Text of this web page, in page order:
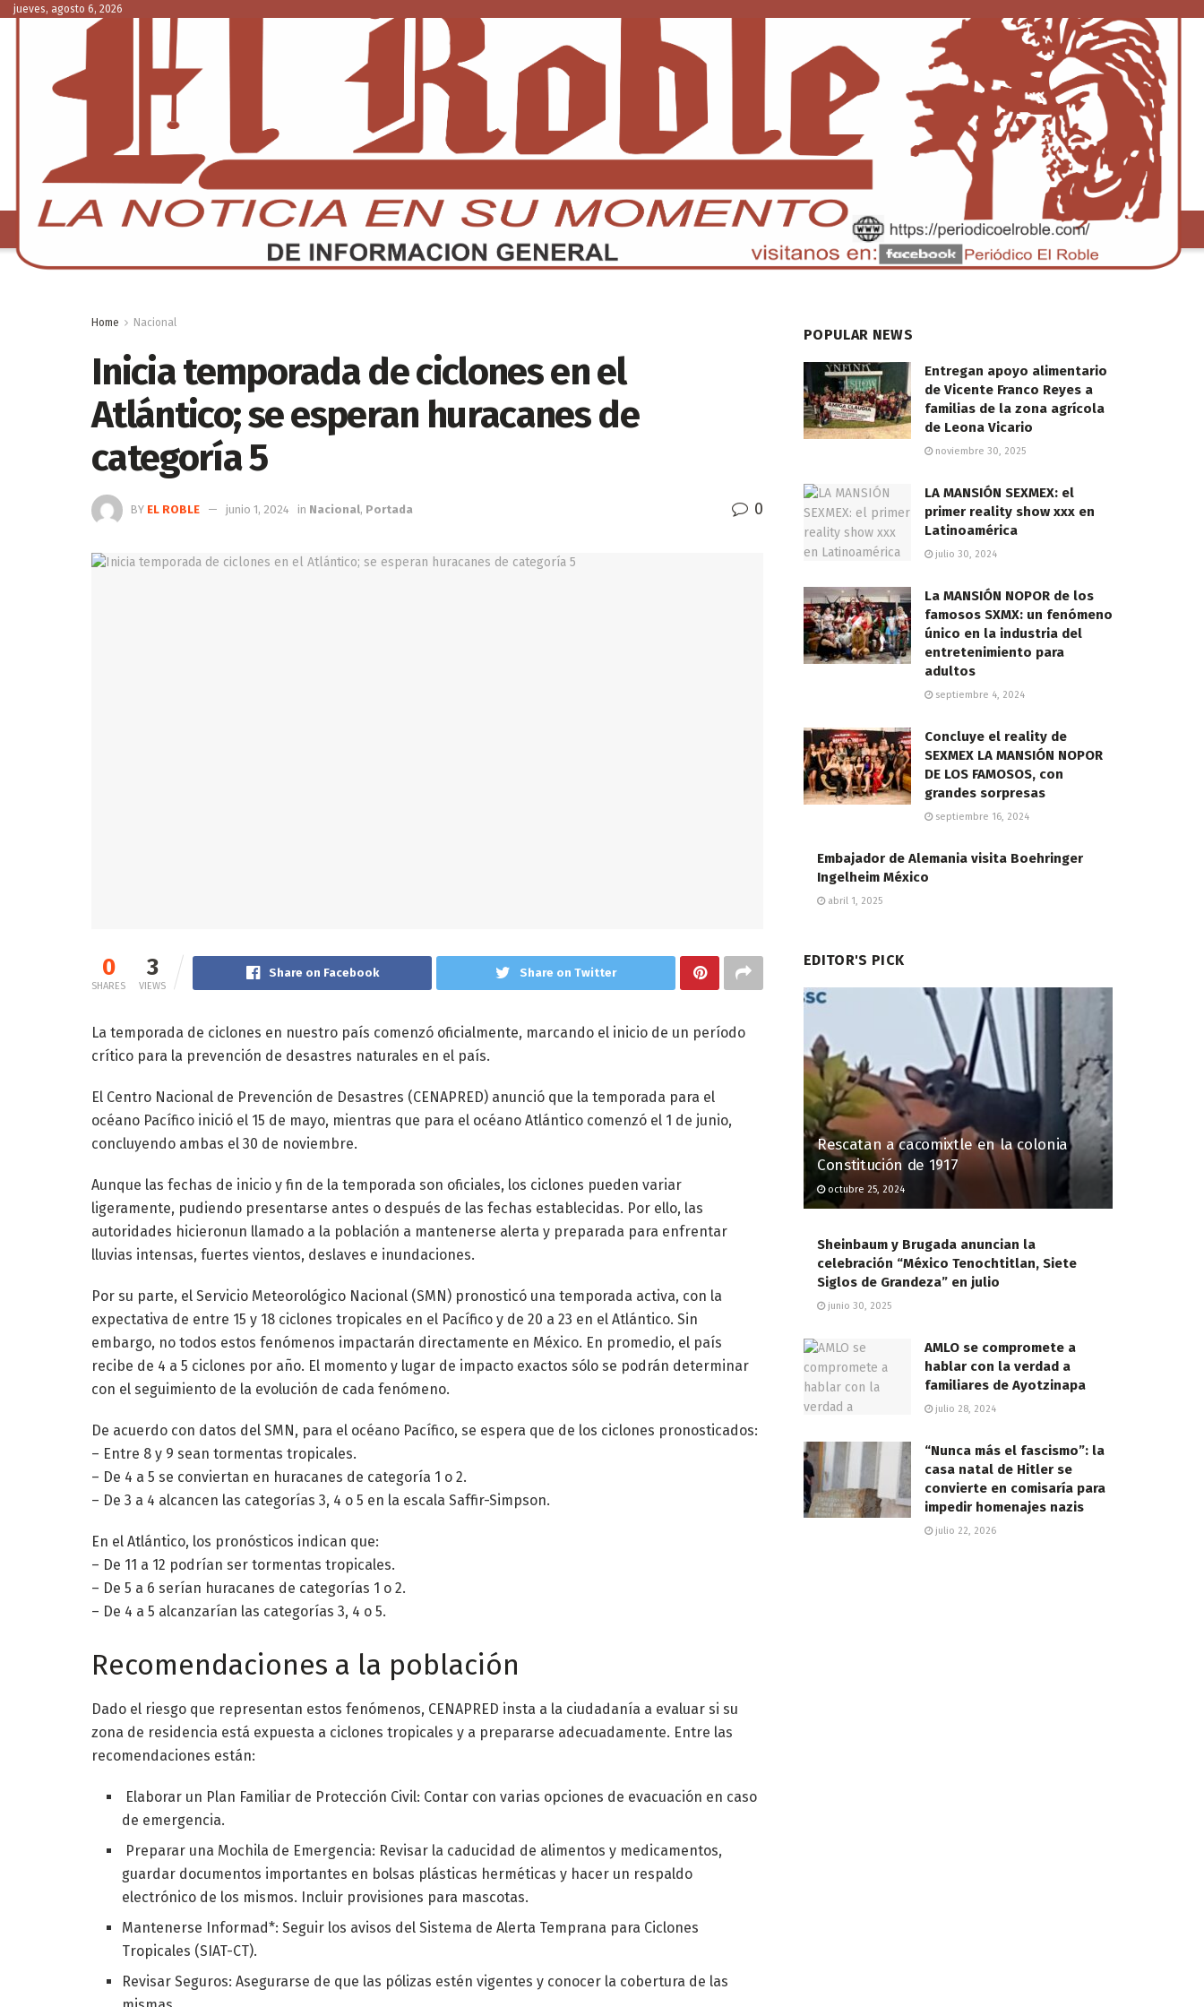
jueves, agosto 6, 2026
NACIONAL CDMX EDOMEX ECONOMÍA INTERNACIONAL DEPORTES TENDENCIA
Home Nacional
Inicia temporada de ciclones en el
Atlántico; se esperan huracanes de
categoría 5
BY EL ROBLE junio 1, 2024 in Nacional, Portada 0
0
SHARES
3
VIEWS
Share on Facebook Share on Twitter
La temporada de ciclones en nuestro país comenzó oficialmente, marcando el inicio de un período
crítico para la prevención de desastres naturales en el país.
El Centro Nacional de Prevención de Desastres (CENAPRED) anunció que la temporada para el
océano Pacífico inició el 15 de mayo, mientras que para el océano Atlántico comenzó el 1 de junio,
concluyendo ambas el 30 de noviembre.
Aunque las fechas de inicio y fin de la temporada son oficiales, los ciclones pueden variar
ligeramente, pudiendo presentarse antes o después de las fechas establecidas. Por ello, las
autoridades hicieronun llamado a la población a mantenerse alerta y preparada para enfrentar
lluvias intensas, fuertes vientos, deslaves e inundaciones.
Por su parte, el Servicio Meteorológico Nacional (SMN) pronosticó una temporada activa, con la
expectativa de entre 15 y 18 ciclones tropicales en el Pacífico y de 20 a 23 en el Atlántico. Sin
embargo, no todos estos fenómenos impactarán directamente en México. En promedio, el país
recibe de 4 a 5 ciclones por año. El momento y lugar de impacto exactos sólo se podrán determinar
con el seguimiento de la evolución de cada fenómeno.
De acuerdo con datos del SMN, para el océano Pacífico, se espera que de los ciclones pronosticados:
– Entre 8 y 9 sean tormentas tropicales.
– De 4 a 5 se conviertan en huracanes de categoría 1 o 2.
– De 3 a 4 alcancen las categorías 3, 4 o 5 en la escala Saffir-Simpson.
En el Atlántico, los pronósticos indican que:
– De 11 a 12 podrían ser tormentas tropicales.
– De 5 a 6 serían huracanes de categorías 1 o 2.
– De 4 a 5 alcanzarían las categorías 3, 4 o 5.
Recomendaciones a la población
Dado el riesgo que representan estos fenómenos, CENAPRED insta a la ciudadanía a evaluar si su
zona de residencia está expuesta a ciclones tropicales y a prepararse adecuadamente. Entre las
recomendaciones están:
Elaborar un Plan Familiar de Protección Civil: Contar con varias opciones de evacuación en caso
de emergencia.
Preparar una Mochila de Emergencia: Revisar la caducidad de alimentos y medicamentos,
guardar documentos importantes en bolsas plásticas herméticas y hacer un respaldo
electrónico de los mismos. Incluir provisiones para mascotas.
Mantenerse Informad*: Seguir los avisos del Sistema de Alerta Temprana para Ciclones
Tropicales (SIAT-CT).
Revisar Seguros: Asegurarse de que las pólizas estén vigentes y conocer la cobertura de las
POPULAR NEWS
Entregan apoyo alimentario
de Vicente Franco Reyes a
familias de la zona agrícola
de Leona Vicario
noviembre 30, 2025
LA MANSIÓN SEXMEX: el
primer reality show xxx en
Latinoamérica
julio 30, 2024
La MANSIÓN NOPOR de los
famosos SXMX: un fenómeno
único en la industria del
entretenimiento para
adultos
septiembre 4, 2024
Concluye el reality de
SEXMEX LA MANSIÓN NOPOR
DE LOS FAMOSOS, con
grandes sorpresas
septiembre 16, 2024
Embajador de Alemania visita Boehringer
Ingelheim México
abril 1, 2025
EDITOR'S PICK
Rescatan a cacomixtle en la colonia
Constitución de 1917
octubre 25, 2024
Sheinbaum y Brugada anuncian la
celebración “México Tenochtitlan, Siete
Siglos de Grandeza” en julio
junio 30, 2025
AMLO se compromete a
hablar con la verdad a
familiares de Ayotzinapa
julio 28, 2024
“Nunca más el fascismo”: la
casa natal de Hitler se
convierte en comisaría para
impedir homenajes nazis
julio 22, 2026